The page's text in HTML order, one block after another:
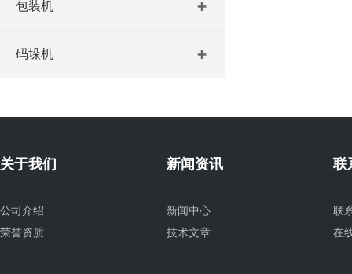
包装机
码垛机
关于我们
公司介绍
荣誉资质
新闻资讯
新闻中心
技术文章
联
联
在